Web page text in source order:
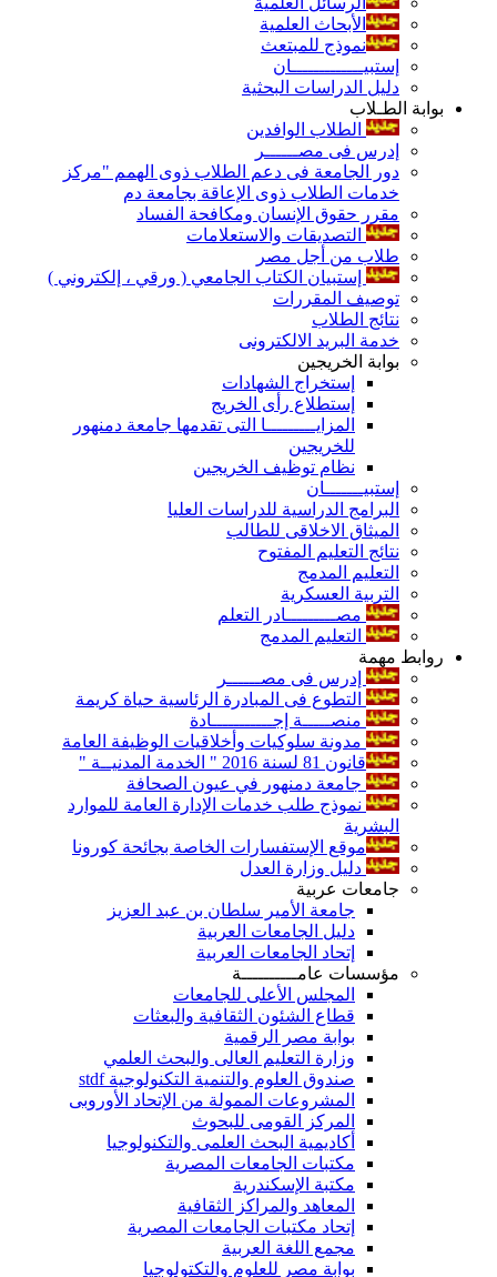
الأبحاث العلمية
نموذج للمبتعث
إستبيـــــــــــــان
دليل الدراسات البحثية
بوابة الطـلاب
الطلاب الوافدين
إدرس فى مصــــــر
دور الجامعة فى دعم الطلاب ذوى الهمم "مركز
خدمات الطلاب ذوى الإعاقة بجامعة دم
مقرر حقوق الإنسان ومكافحة الفساد
التصديقات والاستعلامات
طلاب من أجل مصر
إستبيان الكتاب الجامعي ( ورقي ، إلكتروني )
توصيف المقررات
نتائج الطلاب
خدمة البريد الالكترونى
بوابة الخريجين
إستخراج الشهادات
إستطلاع رأى الخريج
المزايـــــــــا التى تقدمها جامعة دمنهور
للخريجين
نظام توظيف الخريجين
إستبيـــــــان
البرامج الدراسية للدراسات العليا
الميثاق الاخلاقى للطالب
نتائج التعليم المفتوح
التعليم المدمج
التربية العسكرية
مصـــــــــادر التعلم
التعليم المدمج
روابط مهمة
إدرس فى مصــــــر
التطوع فى المبادرة الرئاسية حياة كريمة
منصـــــة إجـــــــــــادة
مدونة سلوكيات وأخلاقيات الوظيفة العامة
قانون 81 لسنة 2016 " الخدمة المدنيــة "
جامعة دمنهور في عيون الصحافة
نموذج طلب خدمات الإدارة العامة للموارد
البشرية
موقع الإستفسارات الخاصة بجائحة كورونا
دليل وزارة العدل
جامعات عربية
جامعة الأمير سلطان بن عبد العزيز
دليل الجامعات العربية
إتحاد الجامعات العربية
مؤسسات عامــــــــــة
المجلس الأعلى للجامعات
قطاع الشئون الثقافية والبعثات
بوابة مصر الرقمية
وزارة التعليم العالى والبحث العلمي
صندوق العلوم والتنمية التكنولوجية stdf
المشروعات الممولة من الإتحاد الأوروبى
المركز القومى للبحوث
أكاديمية البحث العلمى والتكنولوجيا
مكتبات الجامعات المصرية
مكتبة الإسكندرية
المعاهد والمراكز الثقافية
إتحاد مكتبات الجامعات المصرية
مجمع اللغة العربية
بوابة مصر للعلوم والتكتولوجيا